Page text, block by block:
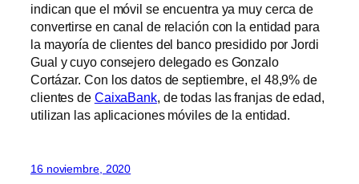
indican que el móvil se encuentra ya muy cerca de
convertirse en canal de relación con la entidad para
la mayoría de clientes del banco presidido por Jordi
Gual y cuyo consejero delegado es Gonzalo
Cortázar. Con los datos de septiembre, el 48,9% de
clientes de CaixaBank, de todas las franjas de edad,
utilizan las aplicaciones móviles de la entidad.
16 noviembre, 2020